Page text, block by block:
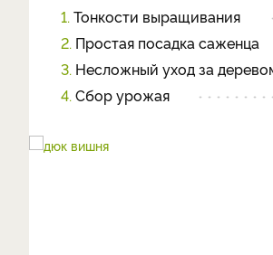
1. Тонкости выращивания
2. Простая посадка саженца
3. Несложный уход за
4. Сбор урожая